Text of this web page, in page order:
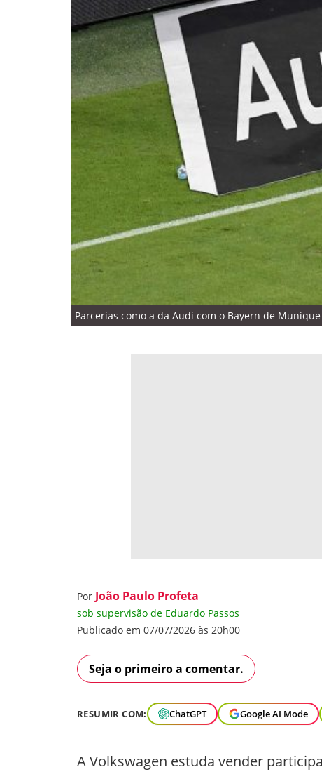
Parcerias como a da Audi com o Bayern de
Por João Paulo Profeta
sob supervisão de Eduardo Passos
Publicado em 07/07/2026 às 20h00
Seja o primeiro a comentar.
RESUMIR COM: ChatGPT Google AI Mode
A Volkswagen estuda vender